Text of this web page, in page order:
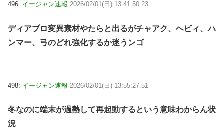
496: イージャン速報 2026/02/01(日) 13:41:50.23
ディアブロ変異素材やたらと出るがチャアク、ヘビィ、ハ
ンマー、弓のどれ強化するか迷うンゴ
498: イージャン速報 2026/02/01(日) 13:55:27.51
冬なのに端末が過熱して再起動するという意味わからん状
況